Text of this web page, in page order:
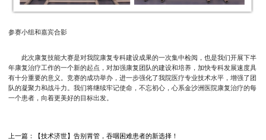
参赛小组和嘉宾合影
此次康复技能大赛是对我院康复专科建设成果的一次集中检阅，也是我们开展下半
年康复治疗工作的一个新的起点，对加强康复团队的建设和培养，加快专科发展速度具
有十分重要的意义。竞赛的成功举办，进一步强化了我院医疗专业技术水平，增强了团
队的凝聚力和战斗力。我们将继续牢记使命，不忘初心，心系金沙洲医院康复治疗的每
一个患者，向着更美好的目标出发。
上一篇：
【技术济世】告别胃管，吞咽困难患者的新选择！